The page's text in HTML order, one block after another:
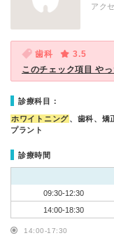
アク
歯科
3.5
このチェック項目 や
診療科目：
ホワイトニング、歯科、矯
プラント
診療時間
09:30-12:30
14:00-18:30
14:00-17:30